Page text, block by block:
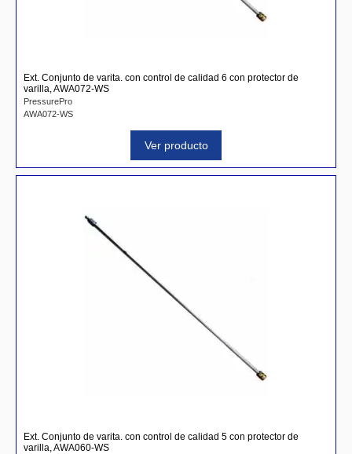
Ext. Conjunto de varita. con control de calidad 6 con protector de
varilla, AWA072-WS
PressurePro
AWA072-WS
Ver producto
Ext. Conjunto de varita. con control de calidad 5 con protector de
varilla, AWA060-WS